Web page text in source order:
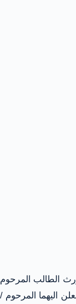
/ 1980 استأجر مورث الطالب المرحوم
اليهما المرحوم /